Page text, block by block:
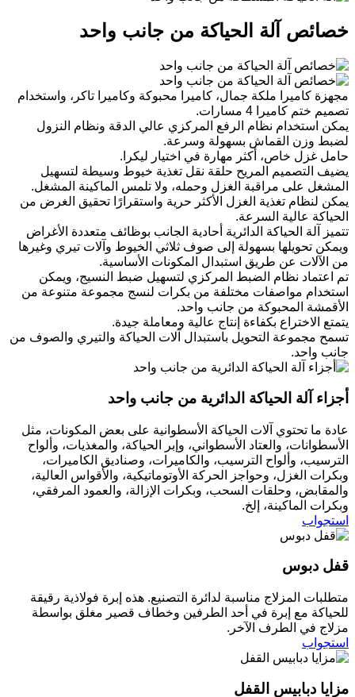
خصائص آلة الحياكة من جانب واحد
مجهزة كاميرا ملكة جمال، كاميرا محبوكة وكاميرا تاكر، واستخدام
تصميم ختم كاميرا 4 مسارات.
يمكن استخدام نظام الرفع المركزي عالي الدقة ونظام النزول
لضبط وزن القماش بسهولة وسرعة.
حامل غزل خاص، أكثر مهارة في اختيار ليكرا.
يضيف التصميم المريح حلقة نقل تغذية خيوط وسيطة لتسهيل
المشغل على مراقبة الغزل وحمله، ولا تلمس الماكينة المشغل.
يمكن لنظام تغذية الغزل الأكثر حرية واستقرارًا تحقيق الغرض من
الحياكة عالية السرعة.
تتميز آلة الحياكة الدائرية أحادية الجانب بوظائف متعددة الأغراض
ويمكن تحويلها بسهولة إلى صوف ثلاثي الخيوط وآلات تيري وغيرها
من الآلات عن طريق استبدال المكونات الأساسية.
تم اعتماد نظام الضبط المركزي لتسهيل ضبط النسيج، ويمكن
استخدام مواصفات مختلفة من بكرات لنسج مجموعة متنوعة من
الأقمشة المحبوكة من جانب واحد.
يتمتع الاختراع بكفاءة إنتاج عالية ومعاملة جيدة.
تسمح مجموعة التحويل باستبدال آلات الحياكة والتيري والصوف من
جانب واحد.
أجزاء آلة الحياكة الدائرية من جانب واحد
عادة ما تحتوي آلات الحياكة الأسطوانية على بعض المكونات، مثل
الأسطوانات، والعتاد الأسطواني، وإبر الحياكة، والمغذيات، وألواح
الترسيب، وألواح الترسيب، والكاميرات، وصناديق الكاميرات،
وبكرات الغزل، وحواجز الحركة الأوتوماتيكية، والأقواس العالية،
والمقابض، وحلقات السحب، وبكرات الإزالة، والعمود المرفقي،
وبكرات الماكينة، إلخ.
استجواب
قفل دبوس
متطلبات المزلاج مناسبة لدائرة التصنيع. هذه إبرة فولاذية رقيقة
للحياكة مع إبرة في أحد الطرفين وخطاف قصير مغلق بواسطة
مزلاج في الطرف الآخر.
استجواب
مزايا دبابيس القفل